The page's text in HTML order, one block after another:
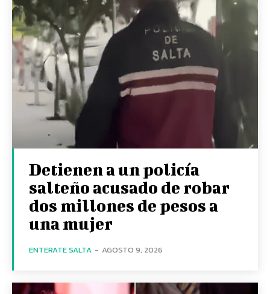
Detienen a un policía
salteño acusado de robar
dos millones de pesos a
una mujer
ENTERATE SALTA - AGOSTO 9, 2026